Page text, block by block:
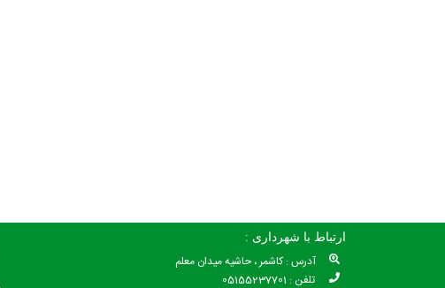
ارتباط با شهرداری :
آدرس : کاشمر ، حاشیه میدان معلم
تلفن : 05155237701